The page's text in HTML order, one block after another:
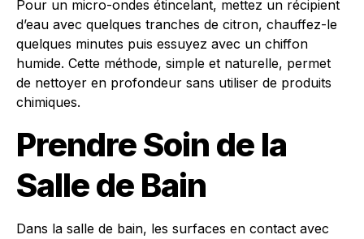
Pour un micro-ondes étincelant, mettez un récipient
d’eau avec quelques tranches de citron, chauffez-le
quelques minutes puis essuyez avec un chiffon
humide. Cette méthode, simple et naturelle, permet
de nettoyer en profondeur sans utiliser de produits
chimiques.
Prendre Soin de la
Salle de Bain
Dans la salle de bain, les surfaces en contact avec